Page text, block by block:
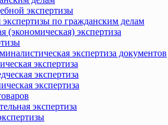
экспертизы
по гражданским делам
(экономическая) экспертиза
экспертиза документов
экспертиза
экспертиза
экспертиза
экспертиза